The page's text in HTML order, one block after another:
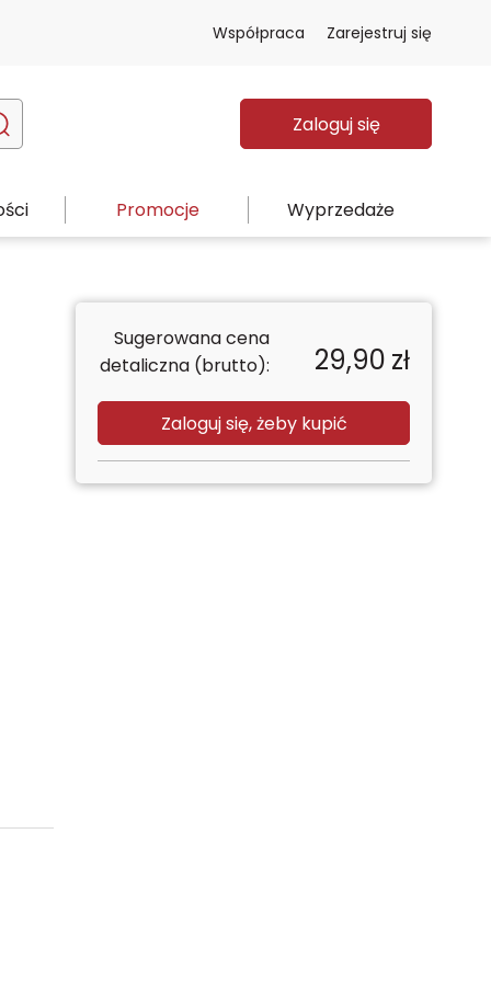
Współpraca Zarejestruj się
Zaloguj się
Promocje Wyprzedaże
Sugerowana cena
detaliczna (brutto):
29,90 zł
Zaloguj się, żeby kupić